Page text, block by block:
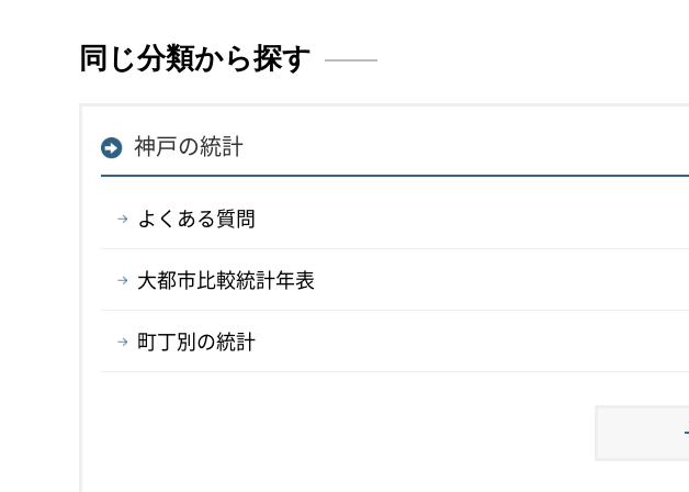
同じ分類から探す
神戸の統計
よくある質問
大都市比較統計年表
町丁別の統計